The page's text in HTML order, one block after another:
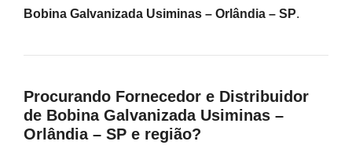
Bobina Galvanizada Usiminas – Orlândia – SP.
Procurando Fornecedor e Distribuidor
de Bobina Galvanizada Usiminas –
Orlândia – SP e região?